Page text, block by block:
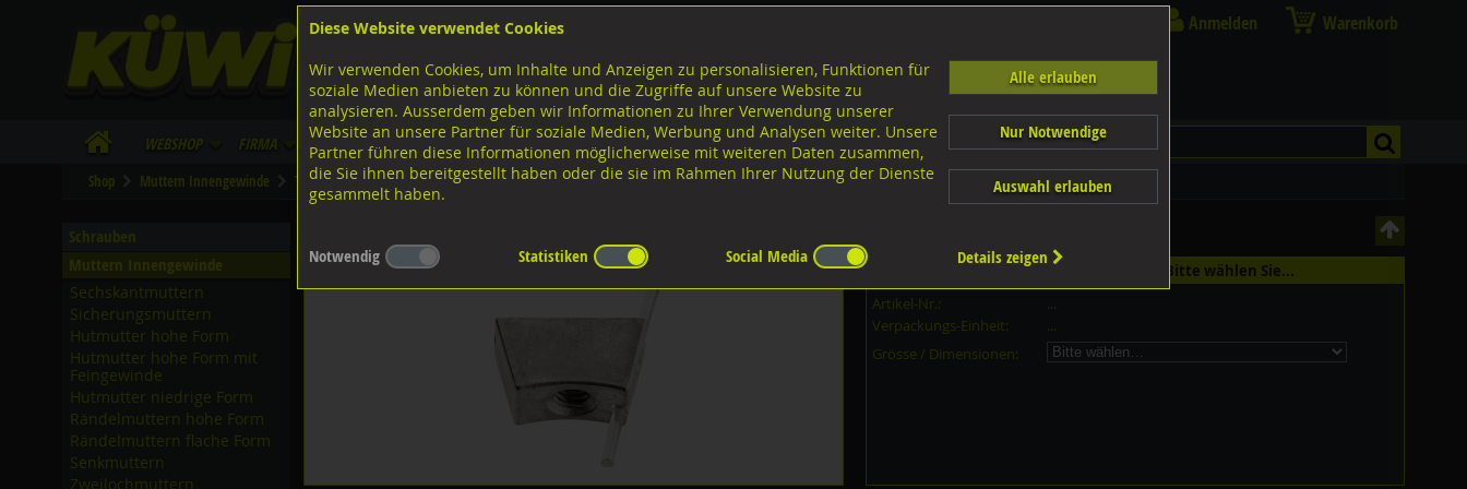
Lagerstrasse 8
Tel. 043 455 20 30
FB
IG
WebShop Firma Lieferinfo Infos/Downloads
Anmelden Warenkorb
Shop Muttern Innengewinde TILCA Keilmuttern Zinkdruckguss
Schrauben
Sechskantmuttern
Sicherungsmuttern
Hutmutter hohe Form
Hutmutter hohe Form mit
Feingewinde
Hutmutter niedrige Form
Rändelmuttern hohe Form
Rändelmuttern flache Form
Senkmuttern
Zweilochmuttern
Dieser Artikel ist in 2 Grössen erhältlich - Bitte wählen Sie...
Artikel-Nr.:
...
Verpackungs-Einheit:
...
Grösse / Dimensionen:
Diese Website verwendet Cookies
Wir verwenden Cookies, um Inhalte und Anzeigen zu personalisieren, Funktionen für
soziale Medien anbieten zu können und die Zugriffe auf unsere Website zu
analysieren. Ausserdem geben wir Informationen zu Ihrer Verwendung unserer
Website an unsere Partner für soziale Medien, Werbung und Analysen weiter. Unsere
Partner führen diese Informationen möglicherweise mit weiteren Daten zusammen,
die Sie ihnen bereitgestellt haben oder die sie im Rahmen Ihrer Nutzung der Dienste
gesammelt haben.
Alle erlauben
Nur Notwendige
Auswahl erlauben
Notwendig Statistiken Social Media Details zeigen